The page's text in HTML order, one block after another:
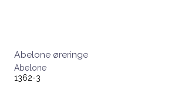
Abelone øreringe
Abelone
1362-3